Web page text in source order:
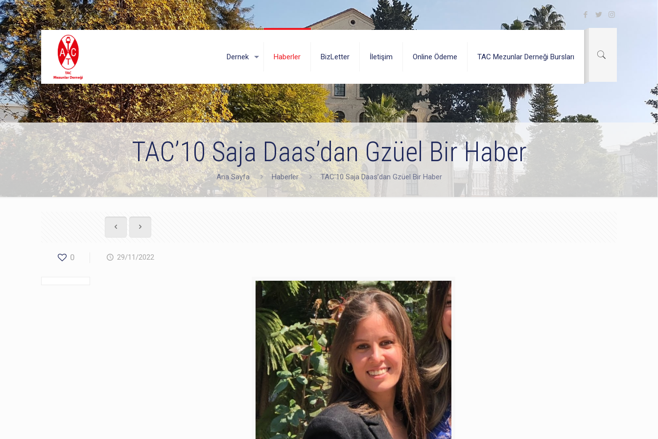
Dernek Haberler BizLetter İletişim Online Ödeme TAC Mezunlar Derneği Bursları
TAC’10 Saja Daas’dan Gzüel Bir Haber
Ana Sayfa Haberler TAC’10 Saja Daas’dan Gzüel Bir Haber
0 29/11/2022